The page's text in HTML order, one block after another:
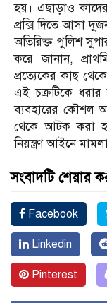
হয়। এছাড়াও
প্রক্সি দিতে আসা
অতিরিক্ত পুলিশ
করে জানান,
প্রত্যেকের কাছ
এই চক্রটিকে
ব্যবহারের কৌশল
থেকে আটক করা
নিয়ন্ত্রণ আইনে
সংবাদটি শেয়ার
Facebook
Linkedin
Pinterest